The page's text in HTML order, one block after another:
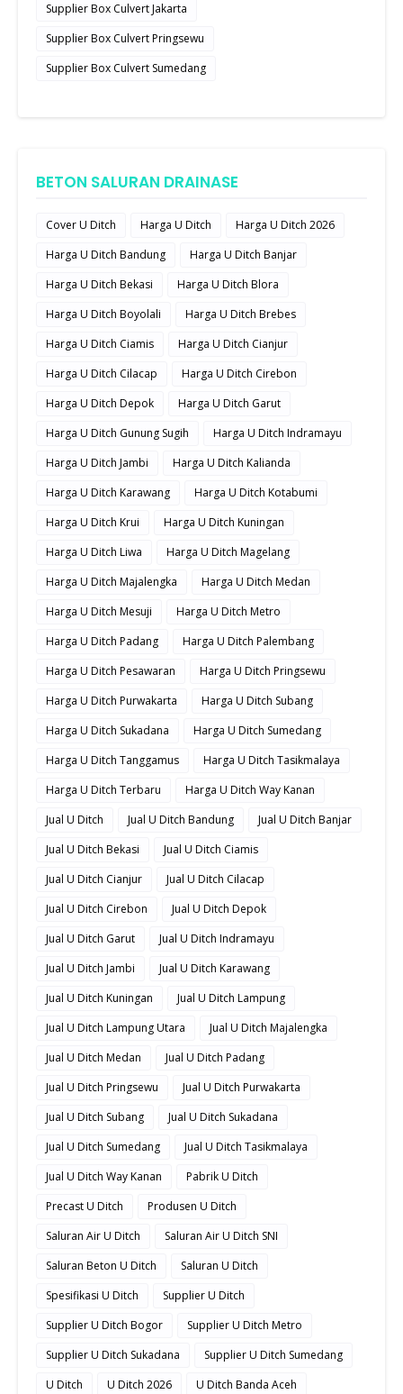
Supplier Box Culvert Jakarta
Supplier Box Culvert Pringsewu
Supplier Box Culvert Sumedang
BETON SALURAN DRAINASE
Cover U Ditch Harga U Ditch
Harga U Ditch 2026
Harga U Ditch Bandung
Harga U Ditch Banjar
Harga U Ditch Bekasi
Harga U Ditch Blora
Harga U Ditch Boyolali
Harga U Ditch Brebes
Harga U Ditch Ciamis
Harga U Ditch Cianjur
Harga U Ditch Cilacap
Harga U Ditch Cirebon
Harga U Ditch Depok
Harga U Ditch Garut
Harga U Ditch Gunung Sugih
Harga U Ditch Indramayu
Harga U Ditch Jambi
Harga U Ditch Kalianda
Harga U Ditch Karawang
Harga U Ditch Kotabumi
Harga U Ditch Krui
Harga U Ditch Kuningan
Harga U Ditch Liwa
Harga U Ditch Magelang
Harga U Ditch Majalengka
Harga U Ditch Medan
Harga U Ditch Mesuji
Harga U Ditch Metro
Harga U Ditch Padang
Harga U Ditch Palembang
Harga U Ditch Pesawaran
Harga U Ditch Pringsewu
Harga U Ditch Purwakarta
Harga U Ditch Subang
Harga U Ditch Sukadana
Harga U Ditch Sumedang
Harga U Ditch Tanggamus
Harga U Ditch Tasikmalaya
Harga U Ditch Terbaru
Harga U Ditch Way Kanan
Jual U Ditch
Jual U Ditch Bandung
Jual U Ditch Banjar
Jual U Ditch Bekasi
Jual U Ditch Ciamis
Jual U Ditch Cianjur
Jual U Ditch Cilacap
Jual U Ditch Cirebon
Jual U Ditch Depok
Jual U Ditch Garut
Jual U Ditch Indramayu
Jual U Ditch Jambi
Jual U Ditch Karawang
Jual U Ditch Kuningan
Jual U Ditch Lampung
Jual U Ditch Lampung Utara
Jual U Ditch Majalengka
Jual U Ditch Medan
Jual U Ditch Padang
Jual U Ditch Pringsewu
Jual U Ditch Purwakarta
Jual U Ditch Subang
Jual U Ditch Sukadana
Jual U Ditch Sumedang
Jual U Ditch Tasikmalaya
Jual U Ditch Way Kanan
Pabrik U Ditch
Precast U Ditch
Produsen U Ditch
Saluran Air U Ditch
Saluran Air U Ditch SNI
Saluran Beton U Ditch
Saluran U Ditch
Spesifikasi U Ditch
Supplier U Ditch
Supplier U Ditch Bogor
Supplier U Ditch Metro
Supplier U Ditch Sukadana
Supplier U Ditch Sumedang
U Ditch
U Ditch 2026
U Ditch Banda Aceh